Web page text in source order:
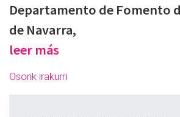
Departamento de Fomento
de Navarra,
leer más
Osorik irakurri